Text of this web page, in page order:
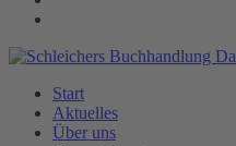
Start
Aktuelles
Über uns